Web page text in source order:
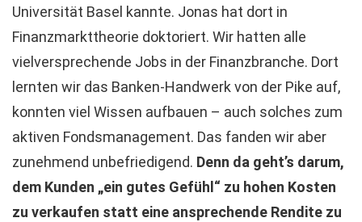
Universität Basel kannte. Jonas hat dort in
Finanzmarkttheorie doktoriert. Wir hatten alle
vielversprechende Jobs in der Finanzbranche. Dort
lernten wir das Banken-Handwerk von der Pike auf,
konnten viel Wissen aufbauen – auch solches zum
aktiven Fondsmanagement. Das fanden wir aber
zunehmend unbefriedigend. Denn da geht’s darum,
dem Kunden „ein gutes Gefühl“ zu hohen Kosten
zu verkaufen statt eine ansprechende Rendite zu